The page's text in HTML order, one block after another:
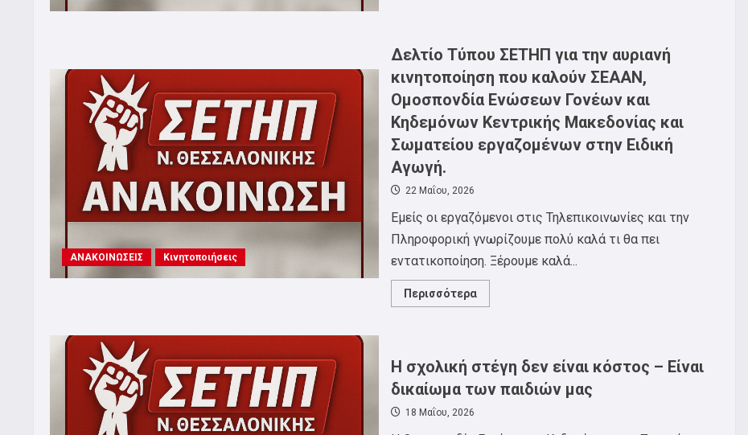
στα
ΕΛΠΕ
Θεσσαλονίκης!
ΑΝΑΚΟΙΝΩΣΕΙΣ Κινητοποιήσεις
Δελτίο Τύπου ΣΕΤΗΠ για την αυριανή
κινητοποίηση που καλούν ΣΕΑΑΝ,
Ομοσπονδία Ενώσεων Γονέων και
Κηδεμόνων Κεντρικής Μακεδονίας και
Σωματείου εργαζομένων στην Ειδική
Αγωγή.
22 Μαΐου, 2026
Εμείς οι εργαζόμενοι στις Τηλεπικοινωνίες και την
Πληροφορική γνωρίζουμε πολύ καλά τι θα πει
εντατικοποίηση. Ξέρουμε καλά...
ΠερισσότεραRead
more
την
κινητοποίηση
Η σχολική στέγη δεν είναι κόστος – Είναι
δικαίωμα των παιδιών μας
18 Μαΐου, 2026